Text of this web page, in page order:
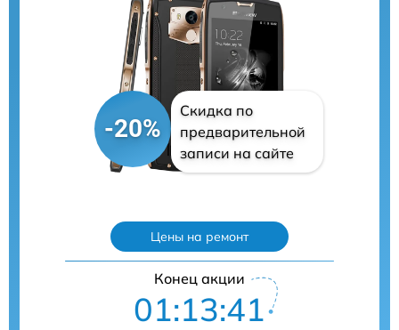
-20%
Скидка по
предварительной
записи на сайте
Цены на ремонт
Конец акции
01:13:40